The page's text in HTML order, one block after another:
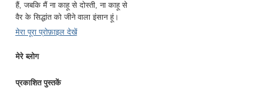
हैं, जबकि मैं ना काहू से दोस्ती, ना काहू से
वैर के सिद्धांत को जीने वाला इंसान हूं।
मेरा पूरा प्रोफ़ाइल देखें
मेरे ब्लोग
प्रकाशित पुस्तकें